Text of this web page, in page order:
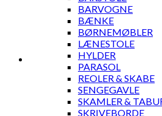
BARVOGNE
BÆNKE
BØRNEMØBLER
LÆNESTOLE
HYLDER
PARASOL
REOLER & SKABE
SENGEGAVLE
SKAMLER &
SKRIVEBORDE